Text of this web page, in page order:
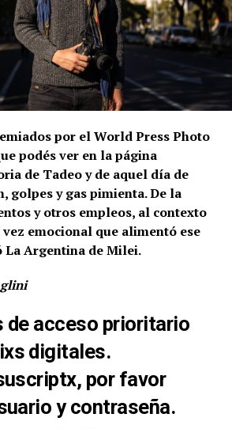
por el World Press Photo
podés ver en la página
de Tadeo y de aquel día de
golpes y gas pimienta. De la
y otros empleos, al contexto
emocional que alimentó ese
Argentina de Milei.
de acceso prioritario
digitales.
por favor
y contraseña.